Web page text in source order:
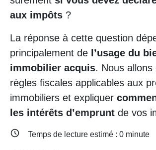
aux impôts ?
La réponse à cette question
principalement de l’usage du
immobilier acquis. Nous allons
règles fiscales applicables aux
immobiliers et expliquer
les intérêts d’emprunt de vos
Temps de lecture estimé : 0 minute